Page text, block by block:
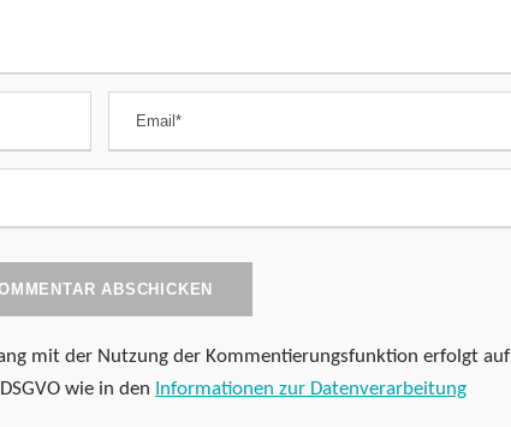
mit der Nutzung der Kommentierungsfunktion erfolgt auf
wie in den Informationen zur Datenverarbeitung